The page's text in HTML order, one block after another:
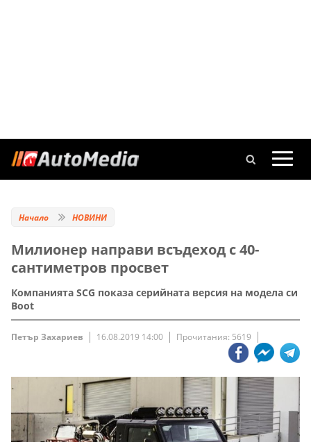
Начало НОВИНИ
Милионер направи всъдеход с 40-
сантиметров просвет
Компанията SCG показа серийната версия на модела си
Boot
Петър Захариев 16.08.2019 14:00 Прочитания: 5619